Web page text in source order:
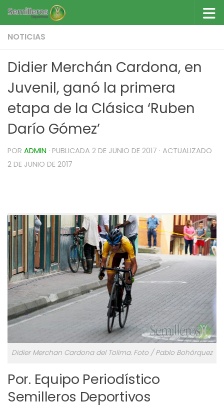
Saltar al contenido
NOTICIAS
Didier Merchán Cardona, en
Juvenil, ganó la primera
etapa de la Clásica ‘Ruben
Darío Gómez’
POR ADMIN · PUBLICADA 2 DE JUNIO DE 2017 · ACTUALIZADO
2 DE JUNIO DE 2017
Didier Merchan Cardona del Tolima. Foto / Pablo Bohórquez
Por. Equipo Periodístico
Semilleros Deportivos